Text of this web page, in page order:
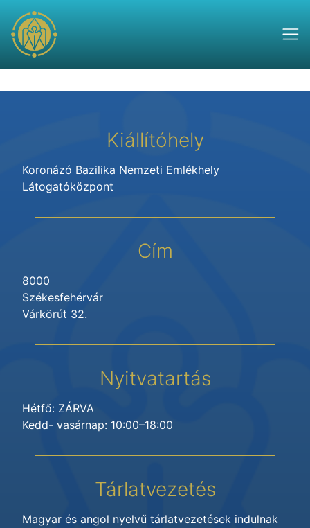
Kiállítóhely
Koronázó Bazilika Nemzeti Emlékhely
Látogatóközpont
Cím
8000
Székesfehérvár
Várkörút 32.
Nyitvatartás
Hétfő: ZÁRVA
Kedd- vasárnap: 10:00–18:00
Tárlatvezetés
Magyar és angol nyelvű tárlatvezetések indulnak